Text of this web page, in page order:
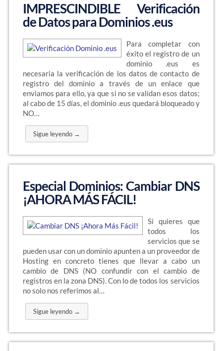
IMPRESCINDIBLE Verificación
de Datos para Dominios .eus
Para completar con
éxito el registro de un
dominio .eus es
necesaria la verificación de los datos de contacto de
registro del dominio a través de un enlace que
enviamos para ello, ya que si no se validan esos datos;
al cabo de 15 días, el dominio .eus quedará bloqueado y
NO…
Sigue leyendo →
Especial Dominios: Cambiar DNS
¡AHORA MÁS FÁCIL!
Si quieres que
todos los
servicios que se
pueden usar con un dominio apunten a un proveedor de
Hosting en concreto tienes que llevar a cabo un
cambio de DNS (NO confundir con el cambio de
registros en la zona DNS). Con lo de todos los servicios
no solo nos referimos al…
Sigue leyendo →